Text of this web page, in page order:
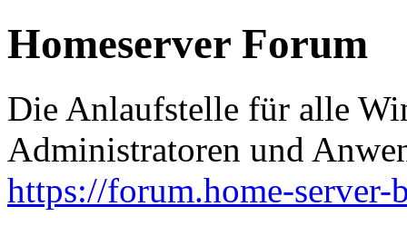
Homeserver Forum
Die Anlaufstelle für alle
Administratoren und
https://forum.home-server-